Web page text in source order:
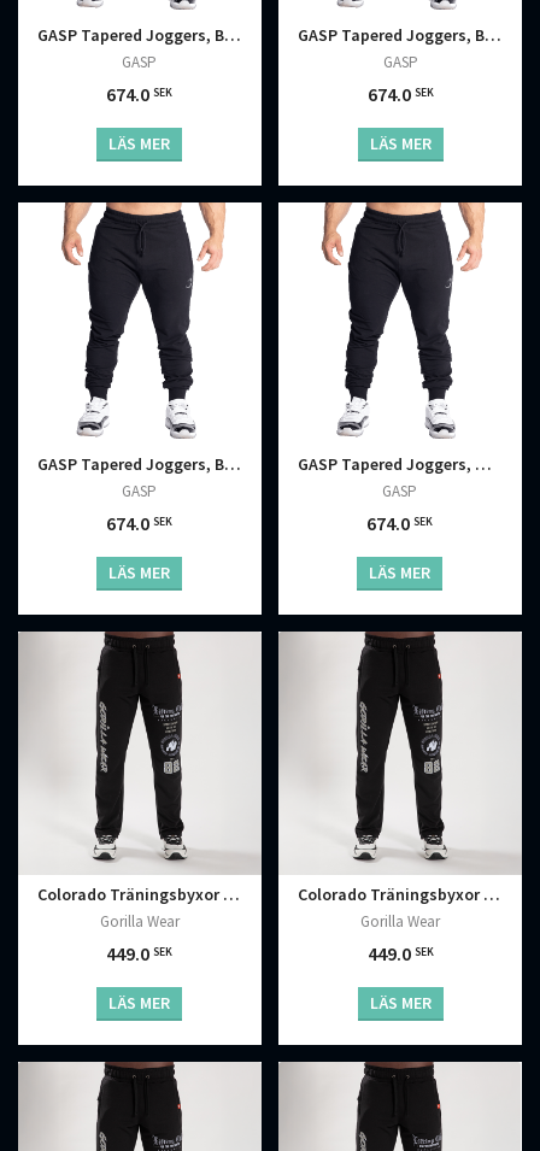
GASP Tapered Joggers, Black
GASP
674.0SEK
LÄS MER
GASP Tapered Joggers, Black
GASP
674.0 SEK
LÄS MER
GASP Tapered Joggers, Black
GASP
674.0SEK
LÄS MER
GASP Tapered Joggers, Black
GASP
674.0SEK
LÄS MER
Colorado Träningsbyxor Svart
Gorilla Wear
449.0SEK
LÄS MER
Colorado Träningsbyxor Svart
Gorilla Wear
449.0 SEK
LÄS MER